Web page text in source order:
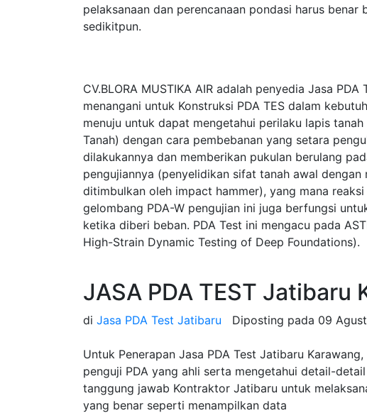
pelaksanaan dan perencanaan pondasi harus benar
sedikitpun.
CV.BLORA MUSTIKA AIR adalah penyedia Jasa
menangani untuk Konstruksi PDA TES dalam
menuju untuk dapat mengetahui perilaku lapis
Tanah) dengan cara pembebanan yang setara
dilakukannya dan memberikan pukulan berulang
pengujiannya (penyelidikan sifat tanah awal
ditimbulkan oleh impact hammer), yang mana
gelombang PDA-W pengujian ini juga berfungsi
ketika diberi beban. PDA Test ini mengacu pada
High-Strain Dynamic Testing of Deep Foundations).
JASA PDA TEST Jatibaru
di Jasa PDA Test Jatibaru Diposting pada 09
Untuk Penerapan Jasa PDA Test Jatibaru
penguji PDA yang ahli serta mengetahui detail-
tanggung jawab Kontraktor Jatibaru untuk
yang benar seperti menampilkan data